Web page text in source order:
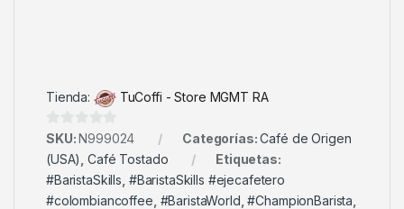
Tienda: TuCoffi - Store MGMT RA
0
d
e
5
SKU:N999024 Categorías:Café de Origen
(USA) ,Café Tostado
Etiquetas:
#BaristaSkills #BaristaSkills #ejecafetero
#colombiancoffee #BaristaWorld ,#ChampionBarista